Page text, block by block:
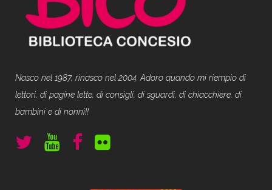
Nasco nel 1987, rinasco nel 2004. Adoro quando mi riempio di
lettori, di pagine lette, di consigli, di sguardi, di chiacchiere, di
bambini e di nonni!!